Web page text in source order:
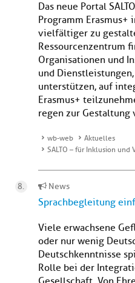
Das neue Portal
Programm Erasmus+
vielfältiger zu
Ressourcenzentrum
Organisationen und
und
unterstützen, auf
Erasmus+
regen zur Gestaltung
wb-web
Aktuelles
SALTO – für Inklusion und
News
Sprachbegleitung
Viele erwachsene
oder nur wenig
Deutschkenntnisse
Rolle bei der